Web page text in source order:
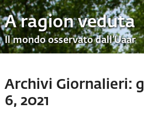
A ragion veduta
Il mondo osservato dall’Uaar
Archivi Giornalieri:
6, 2021